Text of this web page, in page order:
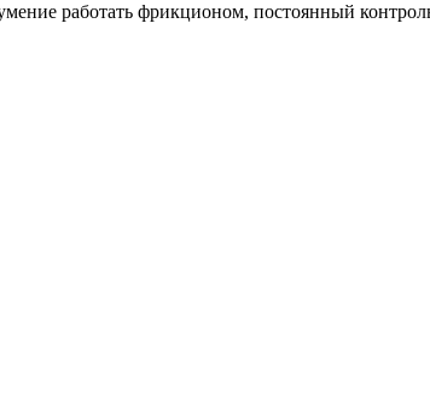
работать фрикционом, постоянный